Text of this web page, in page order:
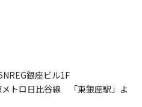
銀座ビル1F
メトロ日比谷線 「東銀座駅」よ